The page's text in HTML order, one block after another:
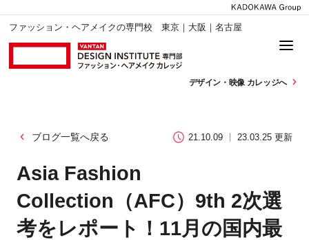
ファッション・ヘアメイクの専門校 東京｜大阪｜名古屋
デザイン・ 映像 カレッジへ
ブログ一覧へ戻る 21.10.09 23.03.25 更新
Asia Fashion
Collection（AFC）9th 2次選
考をレポート！11月の国内最